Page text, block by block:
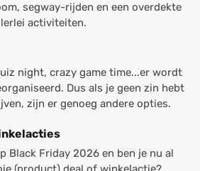
segway-rijden en een overdekte
activiteiten.
night, crazy game time...er wordt
Dus als je geen zin hebt
zijn er genoeg andere opties.
Black Friday 2026 en ben je nu al